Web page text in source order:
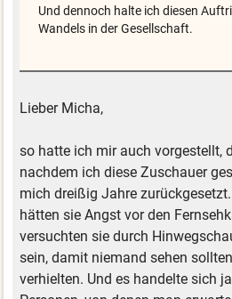
Und dennoch halte ich diesen
Wandels in der Gesellschaft.
Lieber Micha,
so hatte ich mir auch vorgestellt,
nachdem ich diese Zuschauer
mich dreißig Jahre
hätten sie Angst vor den
versuchten sie durch
sein, damit niemand sehen
verhielten. Und es handelte sich